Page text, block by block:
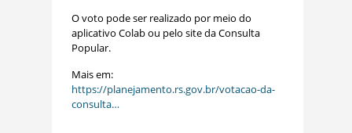
O voto pode ser realizado por meio do
aplicativo Colab ou pelo site da Consulta
Popular.
Mais em:
https://planejamento.rs.gov.br/votacao-da-
consulta…